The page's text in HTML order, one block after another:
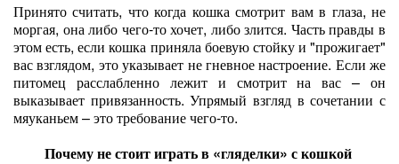
Принято считать, что когда кошка смотрит вам в глаза, не
моргая, она либо чего-то хочет, либо злится. Часть правды в
этом есть, если кошка приняла боевую стойку и "прожигает"
вас взглядом, это указывает не гневное настроение. Если же
питомец расслабленно лежит и смотрит на вас – он
выказывает привязанность. Упрямый взгляд в сочетании с
мяуканьем – это требование чего-то.
Почему не стоит играть в «гляделки» с кошкой